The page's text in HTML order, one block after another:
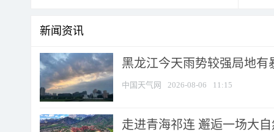
新闻资讯
黑龙江今天雨势较强局地有
中国天气网 2026-08-06 11:15
走进青海祁连 邂逅一场大